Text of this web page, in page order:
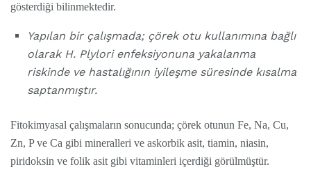
gösterdiği bilinmektedir.
Yapılan bir çalışmada; çörek otu kullanımına bağlı
olarak H. Plylori enfeksiyonuna yakalanma
riskinde ve hastalığının iyileşme süresinde kısalma
saptanmıştır.
Fitokimyasal çalışmaların sonucunda; çörek otunun Fe, Na, Cu,
Zn, P ve Ca gibi mineralleri ve askorbik asit, tiamin, niasin,
piridoksin ve folik asit gibi vitaminleri içerdiği görülmüştür.